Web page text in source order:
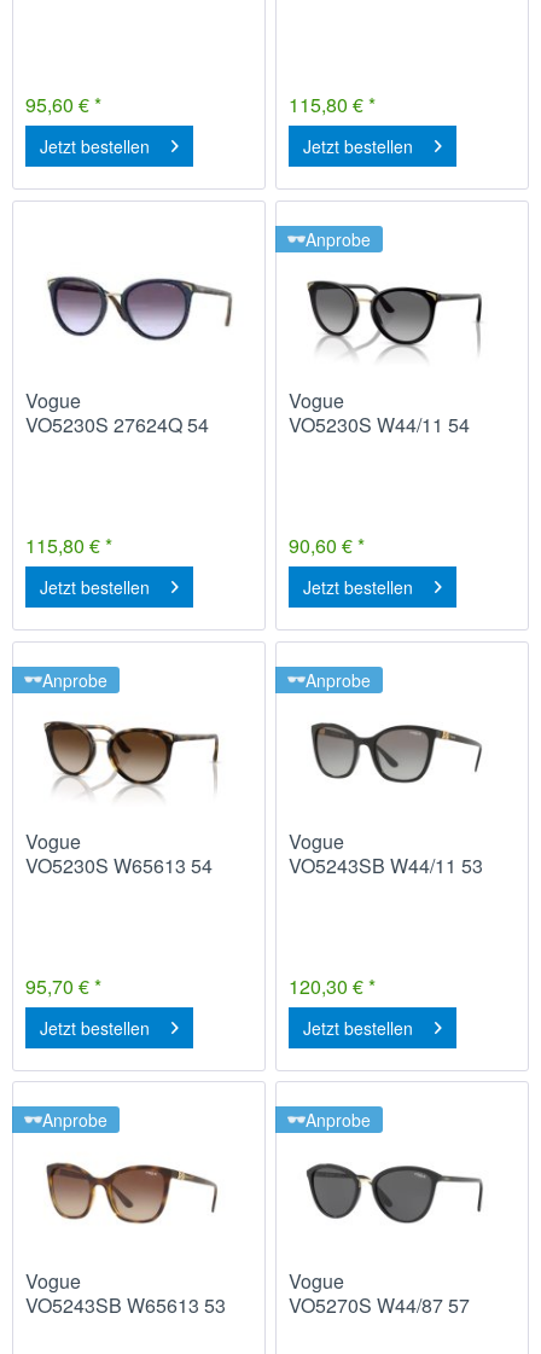
95,60 € *
Jetzt bestellen
115,80 € *
Jetzt bestellen
Vogue
VO5230S 27624Q 54
115,80 € *
Jetzt bestellen
Anprobe
Vogue
VO5230S W44/11 54
90,60 € *
Jetzt bestellen
Anprobe
Vogue
VO5230S W65613 54
95,70 € *
Jetzt bestellen
Anprobe
Vogue
VO5243SB W44/11 53
120,30 € *
Jetzt bestellen
Anprobe
Vogue
VO5243SB W65613 53
Anprobe
Vogue
VO5270S W44/87 57